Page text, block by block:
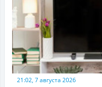
21:02, 7 августа 2026